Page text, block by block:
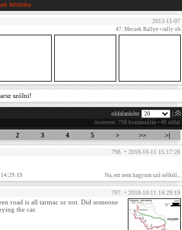
feltöltése
2013-11-07
47. Mecsek Rallye • rally ob
szólni!
oldalanként |
összesen: 798 hozzászólás • 40 oldal
2 3 4 5 > >> >|
798. • 2018-10-11 15:17:28
Na, ezt nem hagyom szó nélkül...
797. • 2018-10-11 14:29:19
road is all tarmac or not. Did someone
the car.